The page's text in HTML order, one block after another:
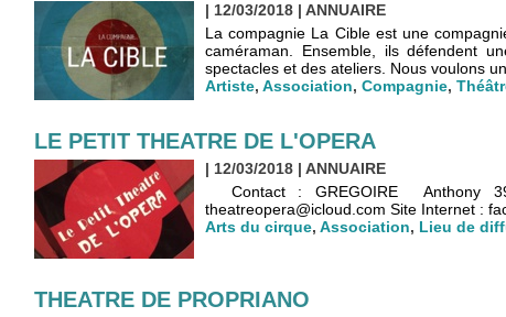
| 12/03/2018 | ANNUAIRE
La compagnie La Cible est une
caméraman. Ensemble, ils défendent
spectacles et des ateliers. Nous voulons un
Artiste, Association, Compagnie,
LE PETIT THEATRE DE L'OPERA
| 12/03/2018 | ANNUAIRE
Contact : GREGOIRE Anthony 39
theatreopera@icloud.com Site Internet :
Arts du cirque, Association, Lieu de
THEATRE DE PROPRIANO